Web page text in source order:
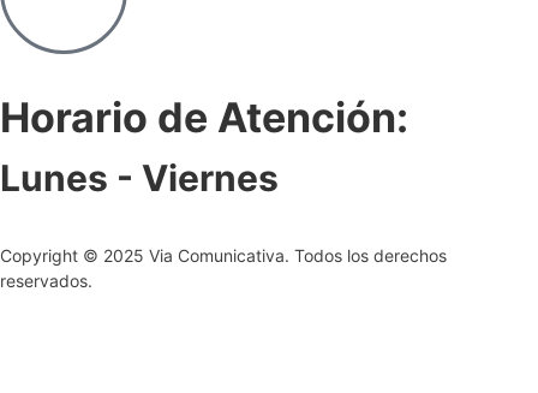
Horario de Atención:
Lunes - Viernes
Copyright © 2025 Via Comunicativa. Todos los derechos
reservados.